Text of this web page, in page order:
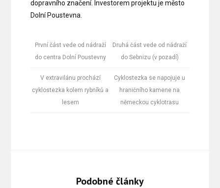
dopravního značení. Investorem projektu je město
Dolní Poustevna.
První část vede od nádraží
do centra Dolní Poustevny
Druhá část vede od nádraží
do Sebnizu (v pozadí)
V extravilánu prochází
cyklostezka kolem rybníků a
lesem
Cyklostezka se napojuje u
hraničního kamene na
německou cyklotrasu
Podobné články